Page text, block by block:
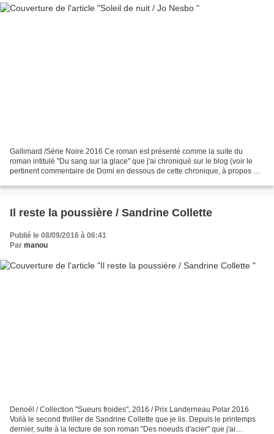
Gallimard /Série Noire 2016 Ce roman est présenté comme la suite du
roman intitulé "Du sang sur la glace" que j'ai chroniqué sur le blog (voir le
pertinent commentaire de Domi en dessous de cette chronique, à propos de
Il reste la poussière / Sandrine Collette
Publié le 08/09/2016 à 06:41
Par manou
Denoël / Collection "Sueurs froides", 2016 / Prix Landerneau Polar 2016
Voilà le second thriller de Sandrine Collette que je lis. Depuis le printemps
dernier, suite à la lecture de son roman "Des noeuds d'acier" que j'ai